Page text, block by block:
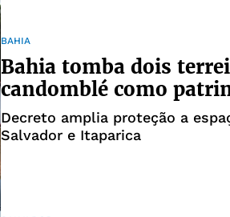
BAHIA
Bahia tomba dois
candomblé como
Decreto amplia proteção a
Salvador e Itaparica